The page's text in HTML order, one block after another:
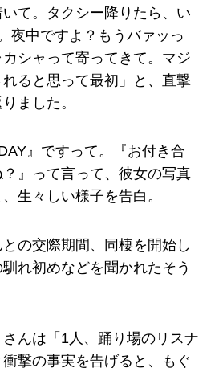
て。タクシー降りたら、い
夜中ですよ？もうバァッっ
シャって寄ってきて。マジ
ると思って最初」と、直撃
ました。
』ですって。『お付き合
』って言って、彼女の写真
生々しい様子を告白。
の交際期間、同棲を開始し
れ初めなどを聞かれたそう
んは「1人、踊り場のリスナ
撃の事実を告げると、もぐ